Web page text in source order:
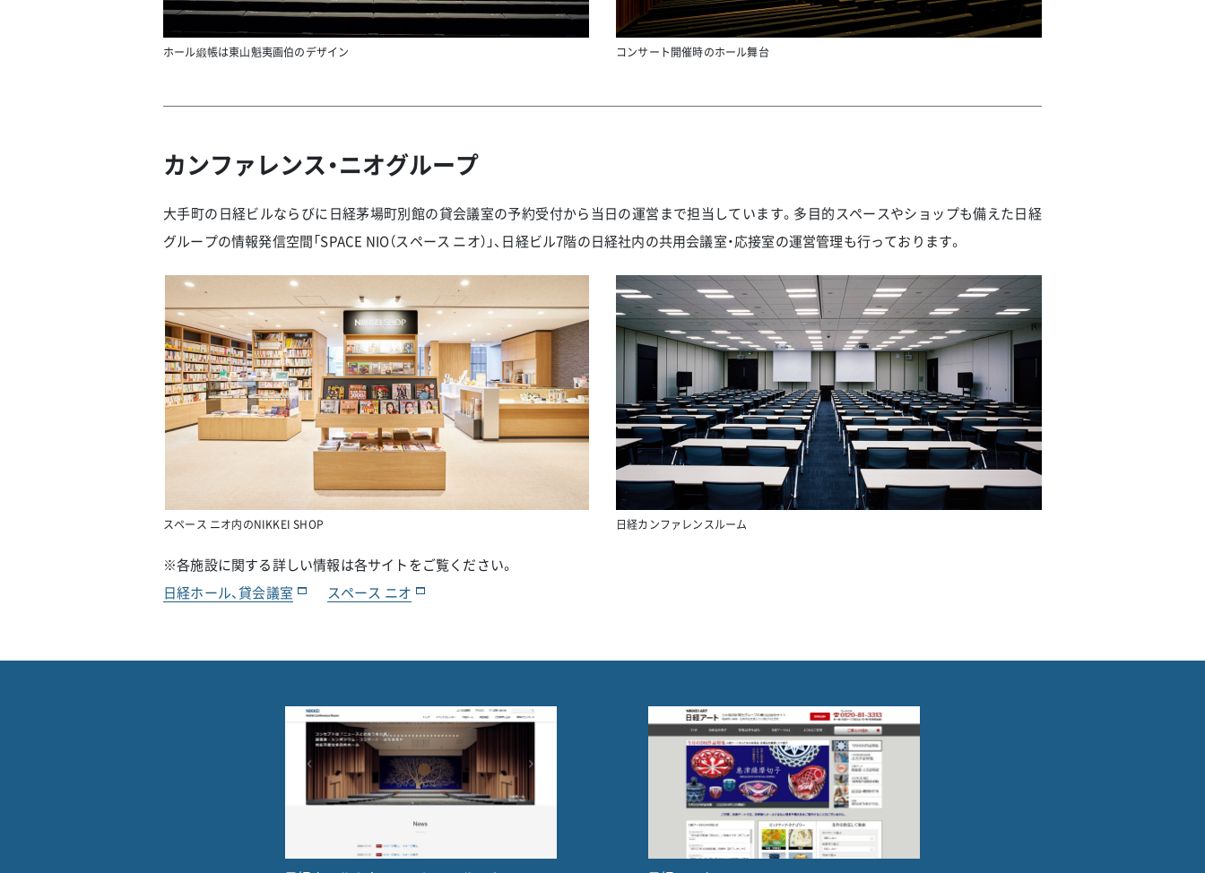
ホール緞帳は東山魁夷画伯のデザイン コンサート開催時のホール舞台
カンファレンス・ニオグループ
大手町の日経ビルならびに日経茅場町別館の貸会議室の予約受付から当日の運営まで担当しています。多目的スペースやショップも備えた日経
グループの情報発信空間「SPACE NIO（スペース ニオ）」、日経ビル7階の日経社内の共用会議室・応接室の運営管理も行っております。
スペース ニオ内のNIKKEI SHOP 日経カンファレンスルーム
※各施設に関する詳しい情報は各サイトをご覧ください。
日経ホール、貸会議室
スペース ニオ